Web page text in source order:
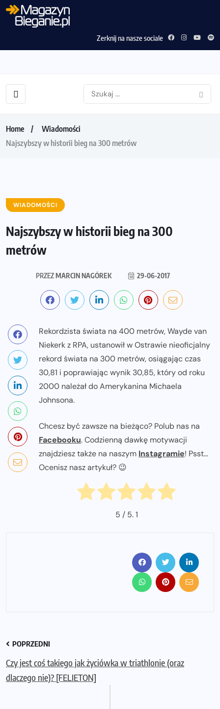
Zerknij na nasze sociale
Home
Wiadomości
Najszybszy w historii bieg na 300 metrów
WIADOMOŚCI
Najszybszy w historii bieg na 300
metrów
PRZEZMARCIN NAGÓREK 29-06-2017
Rekordzista świata na 400 metrów, Wayde van
Niekerk z RPA, ustanowił w Ostrawie nieoficjalny
rekord świata na 300 metrów, osiągając czas
30,81 i poprawiając wynik 30,85, który od roku
2000 należał do Amerykanina Michaela
Johnsona.
Chcesz być zawsze na bieżąco? Polub nas na
Facebooku. Codzienną dawkę motywacji
znajdziesz także na naszym Instagramie! Psst...
Ocenisz nasz artykuł? 😉
5 / 5.1
POPRZEDNI
Czy jest coś takiego jak życiówka w triathlonie (oraz
dlaczego nie)? [FELIETON]